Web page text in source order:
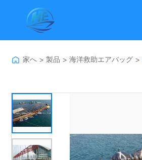
家へ > 製品 > 海洋救助エアバッグ >